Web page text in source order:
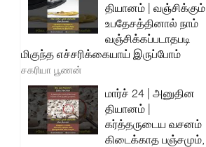
தியானம் | வஞ்சிக்கும்
உபதேசத்தினால் நாம்
வஞ்சிக்கப்படாதபடி
மிகுந்த எச்சரிக்கையாய் இருப்போம்
சகரியா பூணன்
மார்ச் 24 | அனுதின
தியானம் |
கர்த்தருடைய வசனம்
கிடைக்காத பஞ்சமும்,